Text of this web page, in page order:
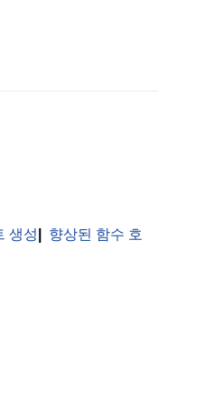
생성
향상된 함수 호